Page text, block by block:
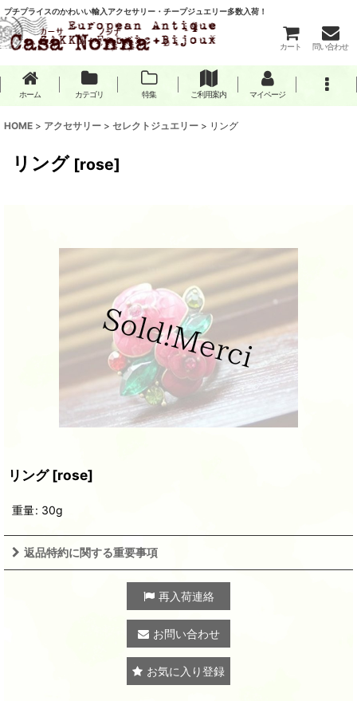
プチプライスのかわいい輸入アクセサリー・チープジュエリー多数入荷！
カート 問い合わせ
ホーム カテゴリ 特集 ご利用案内 マイページ
HOME > アクセサリー > セレクトジュエリー > リング
リング [rose]
リング [rose]
重量: 30g
返品特約に関する重要事項
再入荷連絡
お問い合わせ
お気に入り登録